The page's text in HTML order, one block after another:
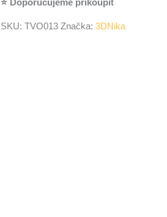
⭐ Doporučujeme přikoupit
SKU: TVO013 Značka: 3DNika